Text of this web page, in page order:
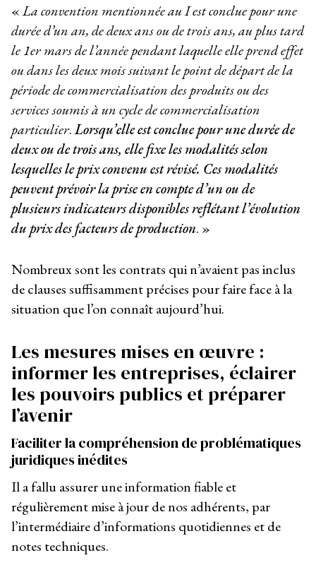
«La convention mentionnée au I est conclue pour une
durée d’un an, de deux ans ou de trois ans, au plus tard
le 1ermars de l’année pendant laquelle elle prend effet
ou dans les deux mois suivant le point de départ de la
période de commercialisation des produits ou des
services soumis à un cycle de commercialisation
particulier.Lorsqu’elle est conclue pour une durée de
deux ou de trois ans, elle fixe les modalités selon
lesquelles le prix convenu est révisé. Ces modalités
peuvent prévoir la prise en compte d’un ou de
plusieurs indicateurs disponibles reflétant l’évolution
du prix des facteurs de production. »
Nombreux sont les contrats qui n’avaient pas inclus
de clauses suffisamment précises pour faire face à la
situation que l’on connaît aujourd’hui.
Les mesures mises en œuvre :
informer les entreprises, éclairer
les pouvoirs publics et préparer
l’avenir
Faciliter la compréhension de problématiques
juridiques inédites
Il a fallu assurer une information fiable et
régulièrement mise à jour de nos adhérents, par
l’intermédiaire d’informations quotidiennes et de
notes techniques.